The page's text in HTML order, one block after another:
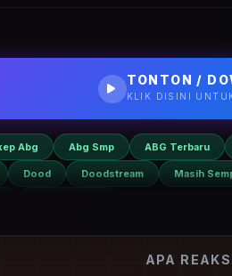
TONTON /
KLIK DISINI
Abg Abg Smp ABG Terbaru
Dood Doodstream Masih
APA